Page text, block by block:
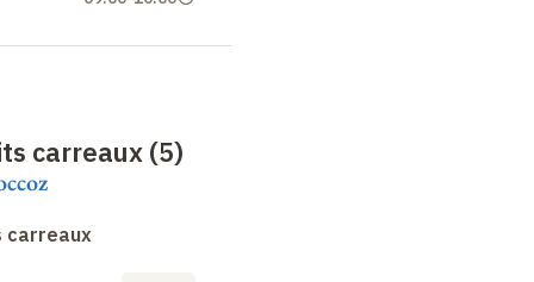
carreaux (5)
carreaux